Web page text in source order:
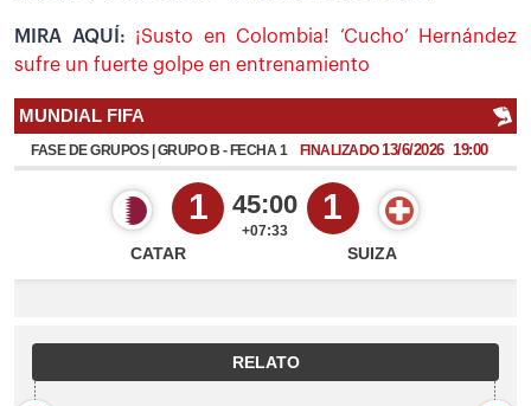
MIRA AQUÍ: ¡Susto en Colombia! ‘Cucho’ Hernández
sufre un fuerte golpe en entrenamiento